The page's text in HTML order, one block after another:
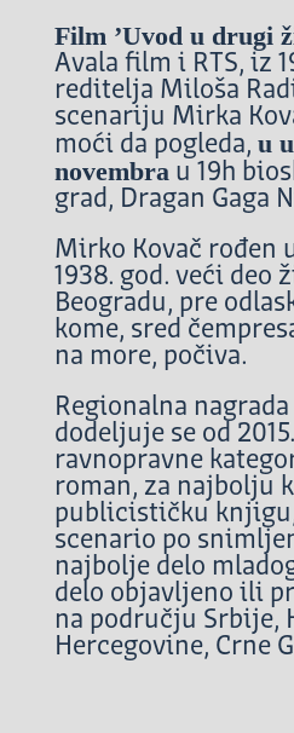
Film ’Uvod u drugi
Avala film i RTS, iz
reditelja Miloša
scenariju Mirka
moći da pogleda, u
novembrau 19h
grad, Dragan Gaga
Mirko Kovač rođen
1938. god. veći deo
Beogradu, pre
kome, sred
na more, počiva.
Regionalna nagrada
dodeljuje se od
ravnopravne
roman, za najbolju
publicističku
scenario po
najbolje delo
delo objavljeno ili
na području Srbije,
Hercegovine, Crne